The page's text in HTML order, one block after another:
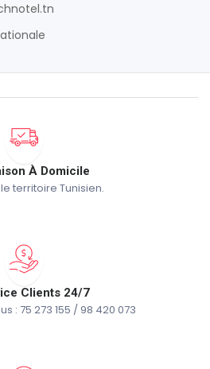
À Domicile
territoire Tunisien.
Clients 24/7
: 75 273 155 / 98 420 073